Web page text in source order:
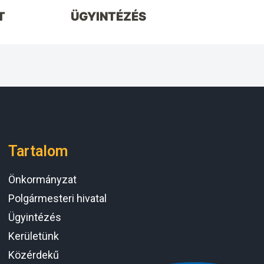
ÜGYINTÉZÉS
Tartalom
Önkormányzat
Polgármesteri hivatal
Ügyintézés
Kerületünk
Közérdekű